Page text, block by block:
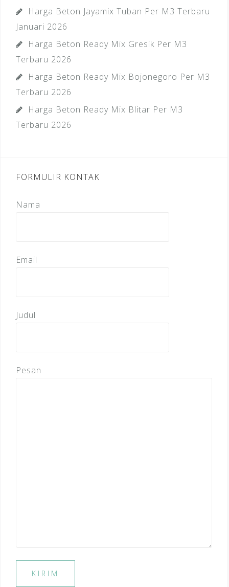
Harga Beton Jayamix Tuban Per M3 Terbaru
Januari 2026
Harga Beton Ready Mix Gresik Per M3
Terbaru 2026
Harga Beton Ready Mix Bojonegoro Per M3
Terbaru 2026
Harga Beton Ready Mix Blitar Per M3
Terbaru 2026
FORMULIR KONTAK
Nama
Email
Judul
Pesan